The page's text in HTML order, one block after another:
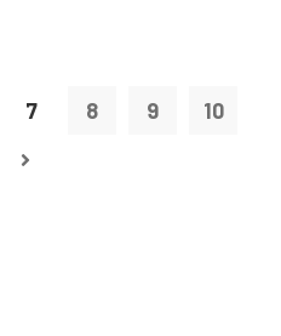
7 8 9 10